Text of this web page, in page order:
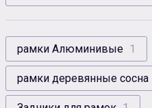
Сувенирная продукция
Аксессуары
рамки Алюминивые 1
рамки деревянные сосна